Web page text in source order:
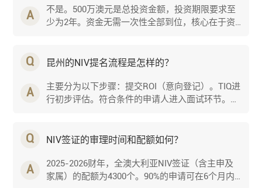
A
不是。500万澳元是总投资金额，投资期限要求至
少为2年。资金无需一次性全部到位，核心在于资
Q 昆州的NIV提名流程是怎样的？
A
主要分为以下步骤：提交ROI（意向登记）。TIQ进
行初步评估。符合条件的申请人进入面试环节。
Q NIV签证的审理时间和配额如何？
A
2025-2026财年，全澳大利亚NIV签证（含主申及
家属）的配额为4300个。90%的申请可在6个月内